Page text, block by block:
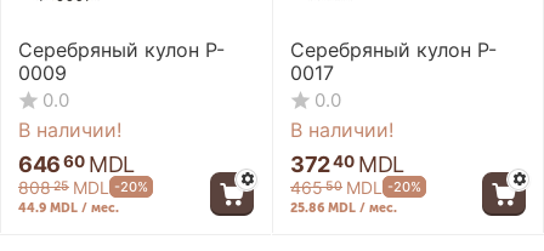
Серебряный кулон P-
0009
0.0
В наличии!
64660 MDL
80825 MDL -20%
44.9 MDL / мес.
Серебряный кулон P-
0017
0.0
В наличии!
37240 MDL
46550 MDL -20%
25.86 MDL / мес.